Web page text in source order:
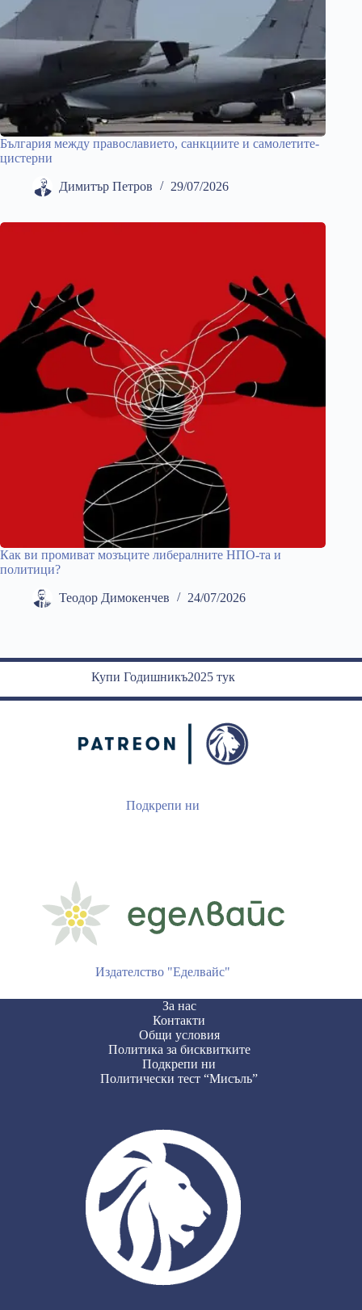
България между православието, санкциите и самолетите-
цистерни
Димитър Петров 29/07/2026
Как ви промиват мозъците либералните НПО-та и
политици?
Теодор Димокенчев 24/07/2026
Купи Годишникъ2025 тук
Подкрепи ни
Издателство "Еделвайс"
За нас
Контакти
Общи условия
Политика за бисквитките
Подкрепи ни
Политически тест “Мисъль”